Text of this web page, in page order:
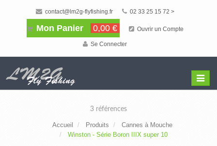
contact@lm2g-flyfishing.fr 02 33 25 15 72 >
Mon Panier 0,00 € Ouvrir un Compte
Se Connecter
Menu
3 références
Accueil Produits
Cannes à Mouche
Winston - Série Boron IIIX super 10